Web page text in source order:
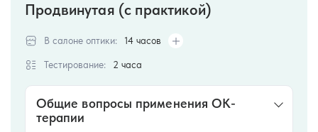
Продвинутая (с практикой)
В салоне оптики:
14 часов
Тестирование:
2 часа
Общие вопросы применения ОК-
терапии